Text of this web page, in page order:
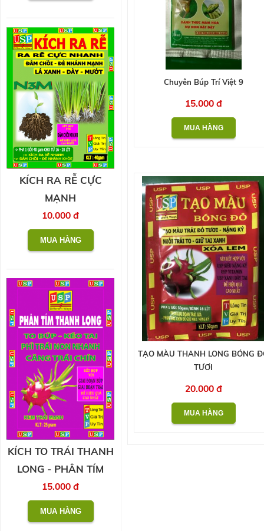
Chuyên Búp Trí Việt 9
15.000 đ
TẠO MÀU THANH LONG BÓNG
TƯƠI
20.000 đ
KÍCH RA RỄ CỰC
MẠNH
10.000 đ
KÍCH TO TRÁI THANH
LONG - PHÂN TÍM
15.000 đ